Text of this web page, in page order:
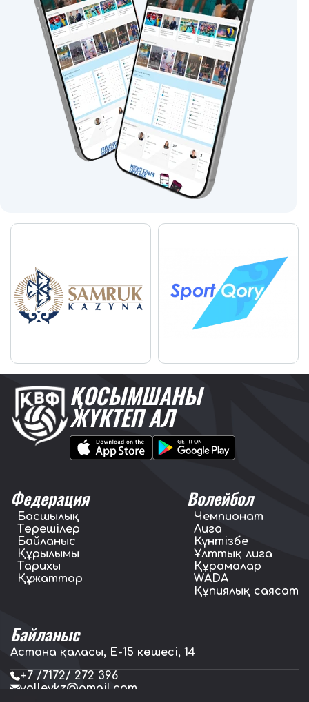
ҚОСЫМШАНЫ
ЖҮКТЕП АЛ
Федерация
Басшылық
Төрешілер
Байланыс
Құрылымы
Тарихы
Құжаттар
Волейбол
Чемпионат
Лига
Күнтізбе
Ұлттық лига
Құрамалар
WADA
Құпиялық саясат
Байланыс
Астана қаласы, E-15 көшесі, 14
+7 /7172/ 272 396
volleykz@gmail.com